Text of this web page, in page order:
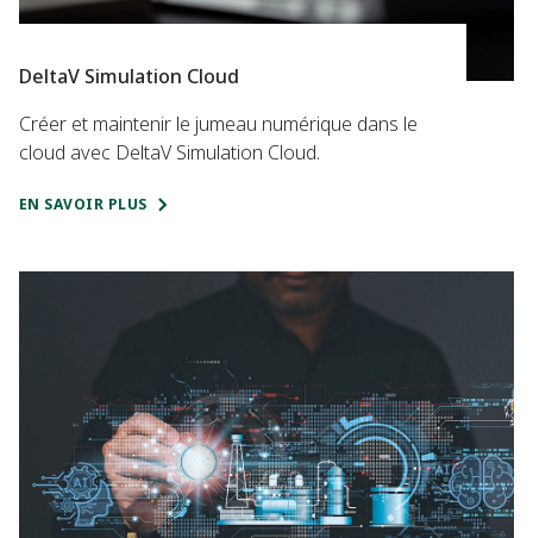
DeltaV Simulation Cloud
Créer et maintenir le jumeau numérique dans le
cloud avec DeltaV Simulation Cloud.
EN SAVOIR PLUS